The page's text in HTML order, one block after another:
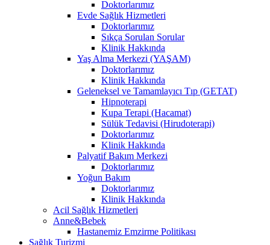
Doktorlarımız
Evde Sağlık Hizmetleri
Doktorlarımız
Sıkça Sorulan Sorular
Klinik Hakkında
Yaş Alma Merkezi (YAŞAM)
Doktorlarımız
Klinik Hakkında
Geleneksel ve Tamamlayıcı Tıp (GETAT)
Hipnoterapi
Kupa Terapi (Hacamat)
Sülük Tedavisi (Hirudoterapi)
Doktorlarımız
Klinik Hakkında
Palyatif Bakım Merkezi
Doktorlarımız
Yoğun Bakım
Doktorlarımız
Klinik Hakkında
Acil Sağlık Hizmetleri
Anne&Bebek
Hastanemiz Emzirme Politikası
Sağlık Turizmi